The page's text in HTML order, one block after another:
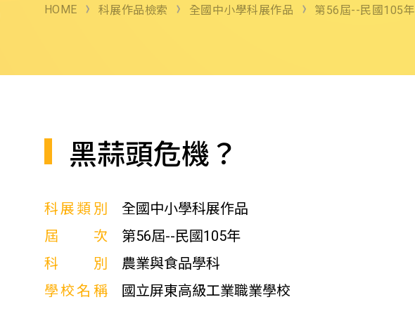
HOME 科展作品檢索 全國中小學科展作品 第56屆--民國105年
黑蒜頭危機？
科展類別
全國中小學科展作品
屆次
第56屆--民國105年
科別
農業與食品學科
學校名稱
國立屏東高級工業職業學校